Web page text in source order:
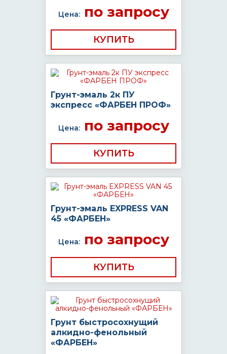
Цена:по запросу
КУПИТЬ
Грунт-эмаль 2к ПУ
экспресс «ФАРБЕН ПРОФ»
Цена:по запросу
КУПИТЬ
Грунт-эмаль EXPRESS VAN
45 «ФАРБЕН»
Цена:по запросу
КУПИТЬ
Грунт быстросохнущий
алкидно-фенольный
«ФАРБЕН»